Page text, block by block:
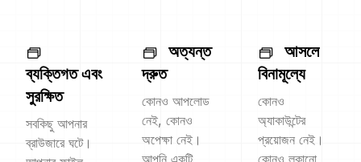
ব্যক্তিগত এবং
সুরক্ষিত
সবকিছু আপনার
ব্রাউজারে ঘটে।
অত্যন্ত
দ্রুত
কোনও আপলোড
নেই, কোনও
অপেক্ষা নেই।
আসলে
বিনামূল্যে
কোনও
অ্যাকাউন্টের
প্রয়োজন নেই।